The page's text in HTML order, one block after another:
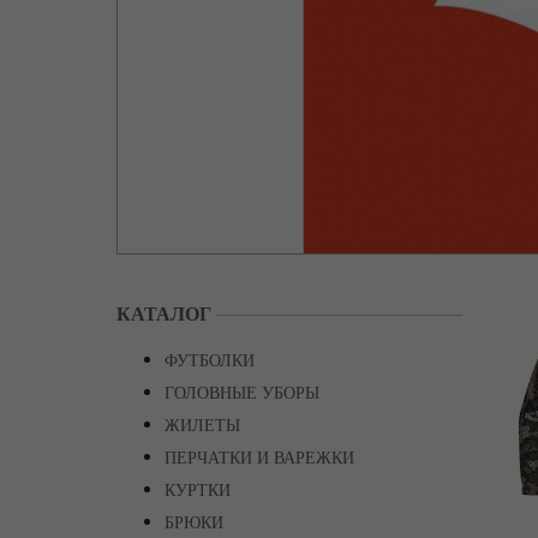
КАТАЛОГ
ФУТБОЛКИ
ГОЛОВНЫЕ УБОРЫ
ЖИЛЕТЫ
ПЕРЧАТКИ И ВАРЕЖКИ
КУРТКИ
БРЮКИ